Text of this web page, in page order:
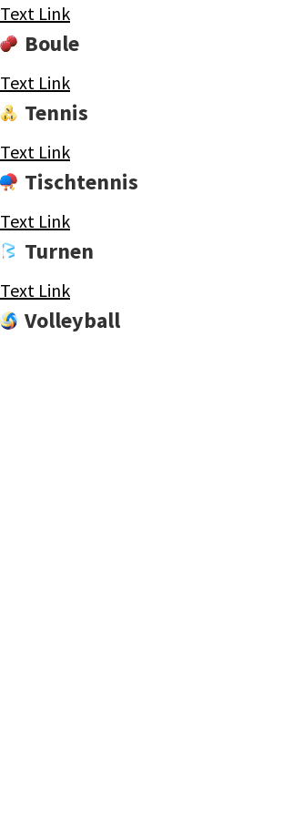
Text Link
Boule
Text Link
Tennis
Text Link
Tischtennis
Text Link
Turnen
Text Link
Volleyball